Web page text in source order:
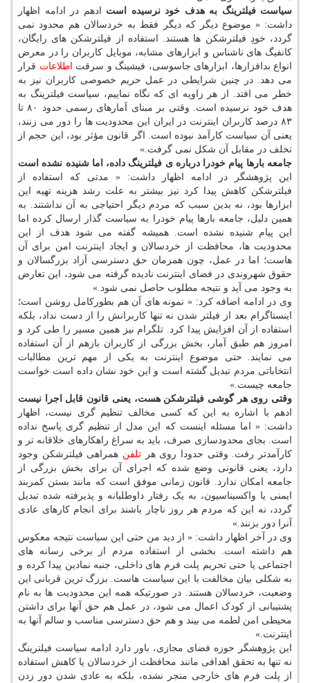
سیاست فیلترینگ به هدف خود نرسیده است ادهم در ادامه اظهار
داشت: « موضوع دیگر که دیگر فقط به خردسالان هم محدود نمی
گردد، خودِ فیلترشکن ها هستند. استفاده از فیلترشکن های رایگان،
کانفیگ های ناشناس و ابزارهای مشابه، موبایل کاربران را در معرض
انواع بدافزارها، ابزارهای جاسوسی، فیشینگ و سرقت اطلاعات قرار
می دهد. در چنین شرایطی در عمل حریم خصوصی کاربران نیز به
خطر می افتد. از هر زاویه ای که نگاه نماییم، سیاست فیلترینگ به
هدف خود نرسیده است. وقتی بر مبنای آمارهای رسمی حدود ۸۰ تا
۸۳ درصد کاربران اینترنت در ایران این محدودیت ها را دور می زنند،
یعنی آن سیاست کارآمد نبوده است. اگر قانون مؤثر بود، این حجم از
تخلف در مقابل آن شکل نمی گرفت.»
جامعه بارها پیام خودرا درباره ی فیلترینگ داده، اما شنیده نشده است
این پژوهشگر در ادامه اظهار داشت: « مدتی که استفاده از
فیلترشکن کاهش پیدا کرد نیز بیشتر به علت رشد هزینه تهیه این
ابزارها بود، نه بدین سبب که مردم دیگر احتیاجی به آن نداشتند. به
همین دلیل، جامعه بارها پیام خودرا به سیاست گذار ارسال کرده اما
این پیام شنیده نشده است. همیشه گفته می شود هدف از این
محدودیت ها، محافظت از خردسالان و ایجاد اینترنت امن برای آن
هاست؛ اما در عمل، چون همزمان حق دسترسی آزاد بزرگسالان و
حقوق شهروندی در فضای اینترنت نادیده گرفته می شود، این تعارض
به وجود می آید و نتیجه مطلوب حاصل نمی شود.»
وی در ادامه اضافه کرد: « نمونه های آن هم بطورکامل روشن است؛
اینستاگرام بعد از فیلتر شدن نه تنها کاربرانش را از دست نداد، بلکه
استفاده از آن افزایش پیدا کرد. تلگرام نیز همین مسیر را طی کرد و
امروز هم طبق آمار، بخش بزرگی از کاربران بازهم از آن استفاده
می نمایند. حتی موضوع اینترنت به یکی از مهم ترین مطالبات
انتخاباتی مردم تبدیل گشته است و این خود نشان داده است خواست
جامعه چیست.»
وقتی روی هر گوشی فیلترشکن هست، یعنی قانون قابل اجرا نیست
ادهم با اشاره به این که کسی مخالف تنظیم گری نیست، اظهار
داشت: « اما مسئله اینست که این مدل از تنظیم گری پاسخ نداده
است. بجای محدودسازی صرف، باید به سراغ راهکارهای خلاقانه تر و
کارآمدتر رفت. وقتی حدودا روی هر تلفن همراهی فیلترشکن وجود
دارد، یعنی قانونی وضع شده که اجرای آن برای بخش بزرگی از
جامعه امکان ندارد. قانون زمانی موفق است که مانند بستن کمربند
ایمنی یا واکسیناسیون، به یک رفتار داوطلبانه و پذیرفته شده تبدیل
گردد، نه این که مردم هر روز ناچار باشند برای انجام کارهای عادی
آنرا دور بزنند.»
وی در آخر اظهار داشت: « از دید من حتی این سیاست نتیجه معکوس
هم داشته است. بخشی از استفاده مردم از برخی رسانه های
اجتماعی یا حتی تحریم پلت فرم های داخلی، جنبه نمادین پیدا کرده و
به شکلی بیان مخالفت با این سیاست هاست. بزرگ ترین قربانی این
وضعیت، خردسالان هستند. در صورتیکه همه این محدودیت ها به نام
پشتیبانی از کودک اعمال می شود، در عمل هم حق آنها برای داشتن
محیطی امن لطمه می بیند و هم حق دسترسی مناسب و سالم آنها به
اینترنت.»
این پژوهشگر حوزه فضای مجازی، باور دارد ادامه سیاست فیلترینگ
نه تنها به تحقق اهدافی مانند محافظت از خردسالان یا کاهش استفاده
از پلت فرم های خارجی منجر نشده، بلکه به عادی شدن دور زدن